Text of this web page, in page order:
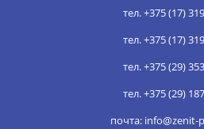
тел. +375 (17)
тел. +375 (17)
тел. +375 (29)
тел. +375 (29)
почта: info@zenit-